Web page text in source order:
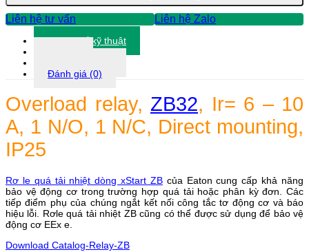
10
số
Liên hệ tư vấn Liên hệ Zalo
Thông số kỹ thuật
Đánh giá (0)
Overload relay, ZB32, Ir= 6 – 10
A, 1 N/O, 1 N/C, Direct mounting,
IP25
Rơ le quá tải nhiệt dòng xStart ZBcủa Eaton cung cấp khả năng
bảo vệ động cơ trong trường hợp quá tải hoặc phân kỳ đơn. Các
tiếp điểm phụ của chúng ngắt kết nối công tắc tơ động cơ và báo
hiệu lỗi. Rơle quá tải nhiệt ZB cũng có thể được sử dụng để bảo vệ
động cơ EEx e.
Download Catalog-Relay-ZB